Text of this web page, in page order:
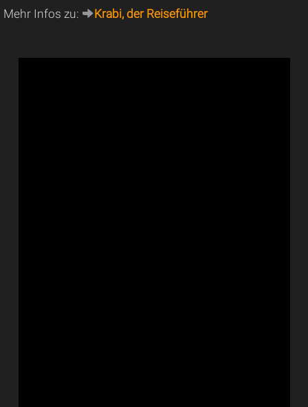
Mehr Infos zu: Krabi, der Reiseführer